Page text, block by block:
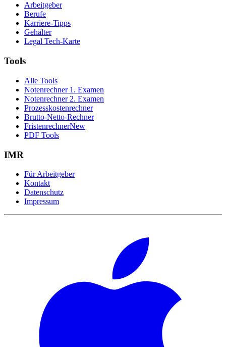
Arbeitgeber
Berufe
Karriere-Tipps
Gehälter
Legal Tech-Karte
Tools
Alle Tools
Notenrechner 1. Examen
Notenrechner 2. Examen
Prozesskostenrechner
Brutto-Netto-Rechner
FristenrechnerNew
PDF Tools
IMR
Für Arbeitgeber
Kontakt
Datenschutz
Impressum